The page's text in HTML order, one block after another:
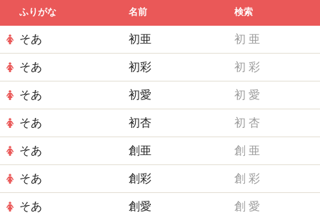
ふりがな 名前 検索
そあ 初亜 初 亜
そあ 初彩 初 彩
そあ 初愛 初 愛
そあ 初杏 初 杏
そあ 創亜 創 亜
そあ 創彩 創 彩
そあ 創愛 創 愛